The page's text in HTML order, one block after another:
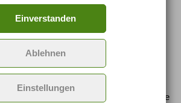
des HAMANN GUARDIAN
in Kooperation mit MOV´IT
Sportbremsanlage. Bremsscheiben mit
(vorne) und 380 x 32 mm (hinten)
Sechs- und hinteren Vier-
genommen.
empfiehlt der Veredler die
Einverstanden
Ablehnen
Einstellungen